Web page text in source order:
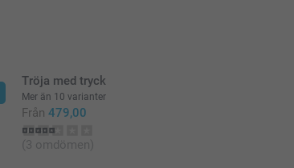
Tröja med tryck
Mer än 10 varianter
Från 479,00
(3 omdömen)